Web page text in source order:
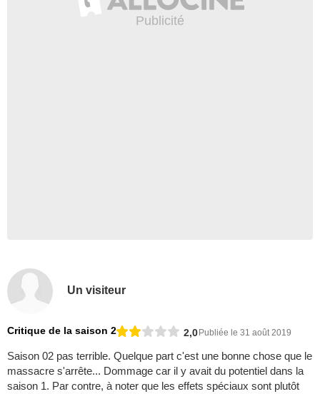
Un visiteur
Critique de la saison 2 2,0 Publiée le 31 août 2019
Saison 02 pas terrible. Quelque part c'est une bonne chose que le
massacre s'arrête... Dommage car il y avait du potentiel dans la
saison 1. Par contre, à noter que les effets spéciaux sont plutôt